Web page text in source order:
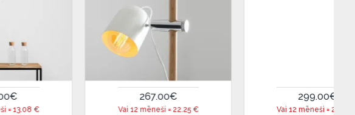
Vai 12 mēneši =22.25€ Vai 12 mēneši =24.91€